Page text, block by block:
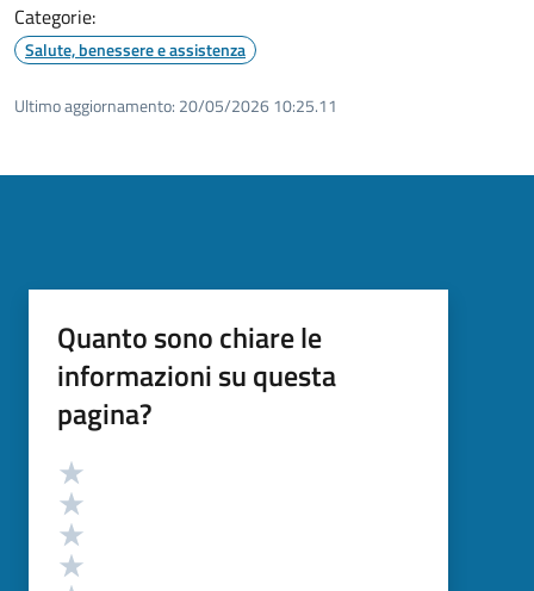
Categorie:
Salute, benessere e assistenza
Ultimo aggiornamento: 20/05/2026 10:25.11
Quanto sono chiare le
informazioni su questa
pagina?
Valutazione